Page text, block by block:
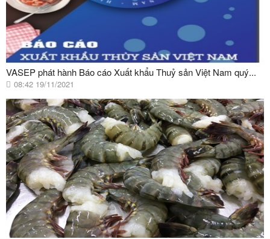
VASEP phát hành Báo cáo Xuất khẩu Thuỷ sản Việt Nam quý...
08:42 19/11/2021